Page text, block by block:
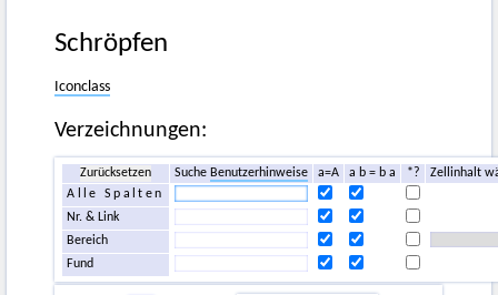
Schröpfen
Iconclass
Verzeichnungen:
Zurücksetzen Suche Benutzerhinweise a=A a b = b a *?
Zellinhalt
Alle Spalten
Nr. & Link
Bereich
Fund